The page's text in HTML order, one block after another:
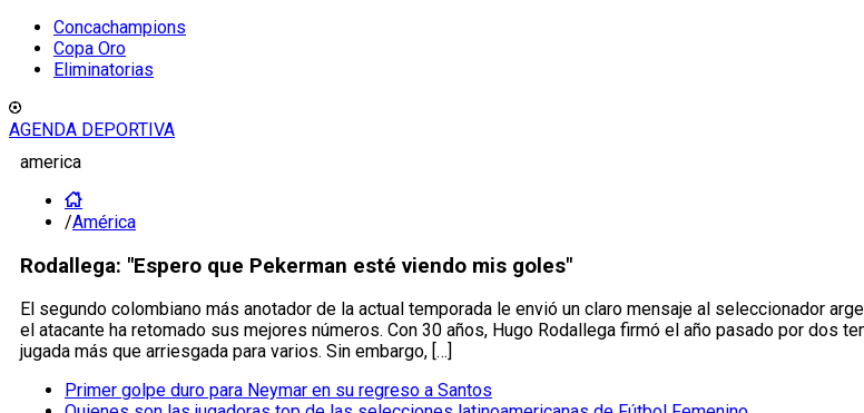
Concachampions
Copa Oro
Eliminatorias
AGENDA DEPORTIVA
america
/América
Rodallega: "Espero que Pekerman esté viendo mis goles"
El segundo colombiano más anotador de la actual temporada le envió un claro mensaje al seleccionador
el atacante ha retomado sus mejores números. Con 30 años, Hugo Rodallega firmó el año pasado por dos
jugada más que arriesgada para varios. Sin embargo, […]
Primer golpe duro para Neymar en su regreso a Santos